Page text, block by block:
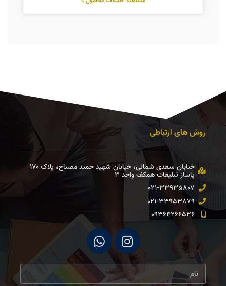
روش های ارتباطی
خیابان سعدی شمالی، خیابان شهید حمید مصباح، پلاک ۱۷۰
پاساژ تبلیغات همكف واحد ۳ ​
021-33935807
021-33953879
09364266536